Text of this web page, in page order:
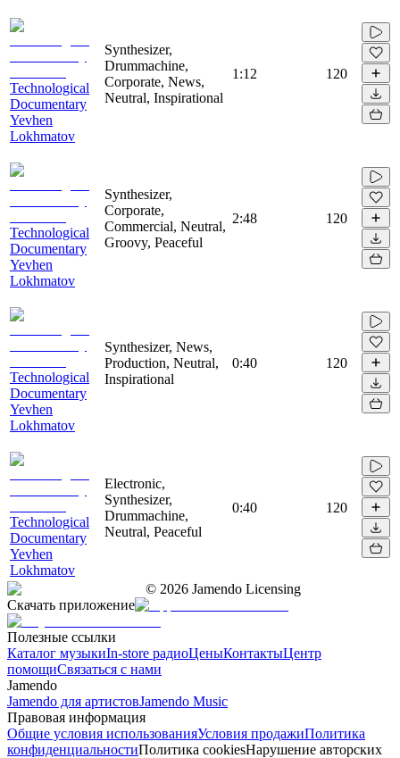
Technological
Documentary
Yevhen
Lokhmatov
Synthesizer,
Drummachine,
Corporate, News,
Neutral, Inspirational
1:12 120
Technological
Documentary
Yevhen
Lokhmatov
Synthesizer,
Corporate,
Commercial, Neutral,
Groovy, Peaceful
2:48 120
Technological
Documentary
Yevhen
Lokhmatov
Synthesizer, News,
Production, Neutral,
Inspirational
0:40 120
Technological
Documentary
Yevhen
Lokhmatov
Electronic,
Synthesizer,
Drummachine,
Neutral, Peaceful
0:40 120
© 2026 Jamendo Licensing
Скачать приложение
Полезные ссылки
Каталог музыкиIn-store радиоЦеныКонтактыЦентр
помощиСвязаться с нами
Jamendo
Jamendo для артистовJamendo Music
Правовая информация
Общие условия использованияУсловия продажиПолитика
конфиденциальностиПолитика cookiesНарушение авторских